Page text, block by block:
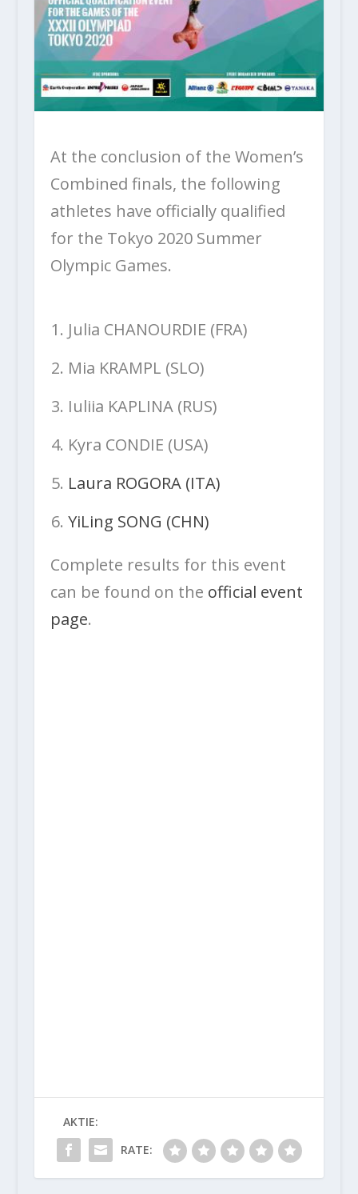
At the conclusion of the Women’s
Combined finals, the following
athletes have officially qualified
for the Tokyo 2020 Summer
Olympic Games.
Julia CHANOURDIE (FRA)
Mia KRAMPL (SLO)
Iuliia KAPLINA (RUS)
Kyra CONDIE (USA)
Laura ROGORA (ITA)
YiLing SONG (CHN)
Complete results for this event
can be found on the official event
page.
AKTIE:
RATE: